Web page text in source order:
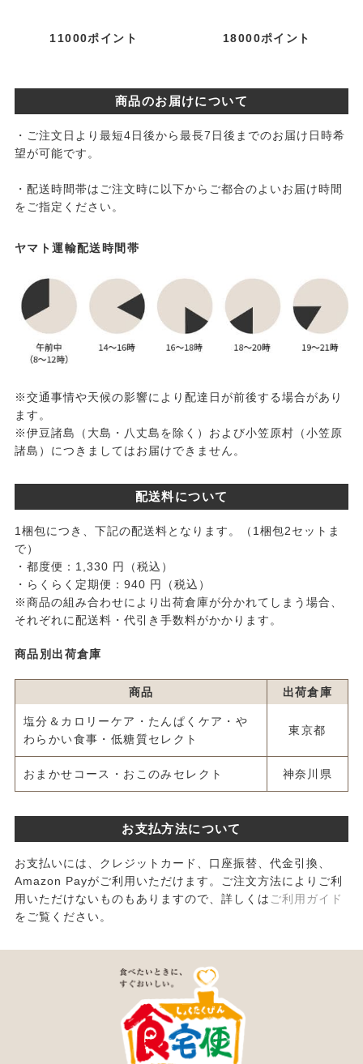
11000ポイント 18000ポイント
商品のお届けについて
・ご注文日より最短4日後から最長7日後までのお届け日時希
望が可能です。
・配送時間帯はご注文時に以下からご都合のよいお届け時間
をご指定ください。
ヤマト運輸配送時間帯
※交通事情や天候の影響により配達日が前後する場合があり
ます。
※伊豆諸島（大島・八丈島を除く）および小笠原村（小笠原
諸島）につきましてはお届けできません。
配送料について
1梱包につき、下記の配送料となります。（1梱包2セットま
で）
・都度便：1,330 円（税込）
・らくらく定期便：940 円（税込）
※商品の組み合わせにより出荷倉庫が分かれてしまう場合、
それぞれに配送料・代引き手数料がかかります。
商品別出荷倉庫
商品 出荷倉庫
塩分＆カロリーケア・たんぱくケア・や
わらかい食事・低糖質セレクト
東京都
おまかせコース・おこのみセレクト 神奈川県
お支払方法について
お支払いには、クレジットカード、口座振替、代金引換、
Amazon Payがご利用いただけます。ご注文方法によりご利
用いただけないものもありますので、詳しくは ご利用ガイド
をご覧ください。